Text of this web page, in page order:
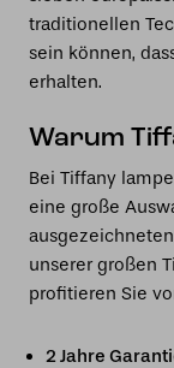
traditionellen
sein können,
erhalten.
Warum
Bei Tiffany
eine große
unserer großen
profitieren Sie
2 Jahre